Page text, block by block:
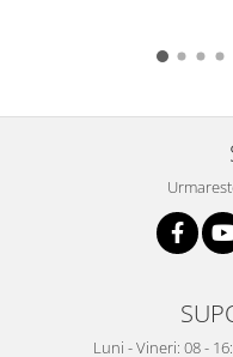
Luni - Vineri: 08 -